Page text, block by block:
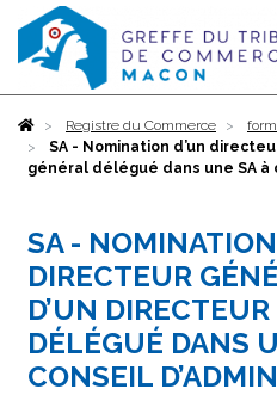
AccueilRegistre du Commerce
SA - Nomination d’un
général délégué dans une SA à
SA - NOMINATION
DIRECTEUR
D’UN
DÉLÉGUÉ DANS
CONSEIL